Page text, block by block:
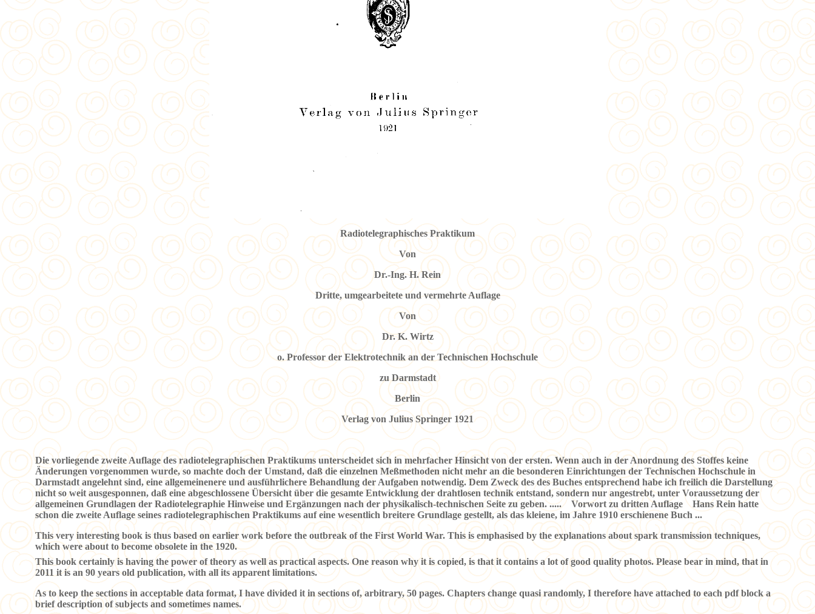
Radiotelegraphisches Praktikum
Von
Dr.-Ing. H. Rein
Dritte, umgearbeitete und vermehrte Auflage
Von
Dr. K. Wirtz
o. Professor der Elektrotechnik an der Technischen Hochschule
zu Darmstadt
Berlin
Verlag von Julius Springer 1921
Die vorliegende zweite Auflage des radiotelegraphischen Praktikums unterscheidet sich in mehrfacher Hinsicht von der ersten. Wenn auch in der Anordnung des Stoffes keine
Änderungen vorgenommen wurde, so machte doch der Umstand, daß die einzelnen Meßmethoden nicht mehr an die besonderen Einrichtungen der Technischen Hochschule in
Darmstadt angelehnt sind, eine allgemeinenere und ausführlichere Behandlung der Aufgaben notwendig. Dem Zweck des des Buches entsprechend habe ich freilich die Darstellung
nicht so weit ausgesponnen, daß eine abgeschlossene Übersicht über die gesamte Entwicklung der drahtlosen technik entstand, sondern nur angestrebt, unter Voraussetzung der
allgemeinen Grundlagen der Radiotelegraphie Hinweise und Ergänzungen nach der physikalisch-technischen Seite zu geben. ..... Vorwort zu dritten Auflage Hans Rein hatte
schon die zweite Auflage seines radiotelegraphischen Praktikums auf eine wesentlich breitere Grundlage gestellt, als das kleiene, im Jahre 1910 erschienene Buch ...
This very interesting book is thus based on earlier work before the outbreak of the First World War. This is emphasised by the explanations about spark transmission techniques,
which were about to become obsolete in the 1920.
This book certainly is having the power of theory as well as practical aspects. One reason why it is copied, is that it contains a lot of good quality photos. Please bear in mind, that in
2011 it is an 90 years old publication, with all its apparent limitations.
As to keep the sections in acceptable data format, I have divided it in sections of, arbitrary, 50 pages. Chapters change quasi randomly, I therefore have attached to each pdf block a
brief description of subjects and sometimes names.